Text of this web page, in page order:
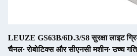
LEUZE GS63B/6D.3/S8 सुरक्षा लाइट
चैनल∙ रोबोटिक्स और सीएनसी मशीन∙ उच्च